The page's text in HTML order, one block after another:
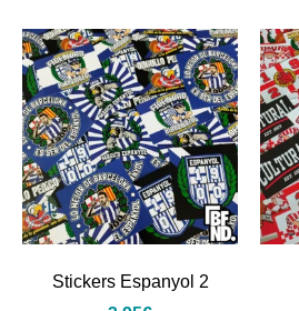
Stickers Espanyol 2